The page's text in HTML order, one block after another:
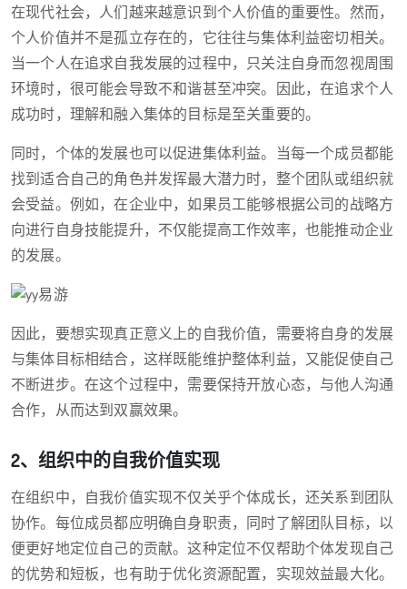
在现代社会，人们越来越意识到个人价值的重要性。然而，
个人价值并不是孤立存在的，它往往与集体利益密切相关。
当一个人在追求自我发展的过程中，只关注自身而忽视周围
环境时，很可能会导致不和谐甚至冲突。因此，在追求个人
成功时，理解和融入集体的目标是至关重要的。
同时，个体的发展也可以促进集体利益。当每一个成员都能
找到适合自己的角色并发挥最大潜力时，整个团队或组织就
会受益。例如，在企业中，如果员工能够根据公司的战略方
向进行自身技能提升，不仅能提高工作效率，也能推动企业
的发展。
因此，要想实现真正意义上的自我价值，需要将自身的发展
与集体目标相结合，这样既能维护整体利益，又能促使自己
不断进步。在这个过程中，需要保持开放心态，与他人沟通
合作，从而达到双赢效果。
2、组织中的自我价值实现
在组织中，自我价值实现不仅关乎个体成长，还关系到团队
协作。每位成员都应明确自身职责，同时了解团队目标，以
便更好地定位自己的贡献。这种定位不仅帮助个体发现自己
的优势和短板，也有助于优化资源配置，实现效益最大化。